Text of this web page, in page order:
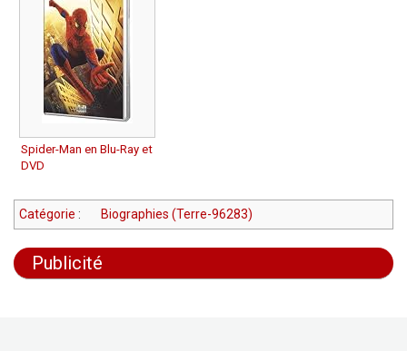
Spider-Man en Blu-Ray et
DVD
Catégorie : Biographies (Terre-96283)
Publicité